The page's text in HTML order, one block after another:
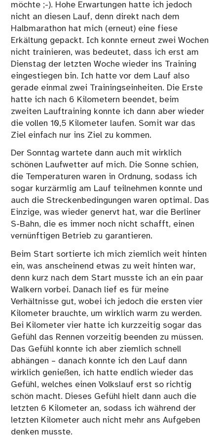
möchte ;-). Hohe Erwartungen hatte ich jedoch
nicht an diesen Lauf, denn direkt nach dem
Halbmarathon hat mich (erneut) eine fiese
Erkältung gepackt. Ich konnte erneut zwei Wochen
nicht trainieren, was bedeutet, dass ich erst am
Dienstag der letzten Woche wieder ins Training
eingestiegen bin. Ich hatte vor dem Lauf also
gerade einmal zwei Trainingseinheiten. Die Erste
hatte ich nach 6 Kilometern beendet, beim
zweiten Lauftraining konnte ich dann aber wieder
die vollen 10,5 Kilometer laufen. Somit war das
Ziel einfach nur ins Ziel zu kommen.
Der Sonntag wartete dann auch mit wirklich
schönen Laufwetter auf mich. Die Sonne schien,
die Temperaturen waren in Ordnung, sodass ich
sogar kurzärmlig am Lauf teilnehmen konnte und
auch die Streckenbedingungen waren optimal. Das
Einzige, was wieder genervt hat, war die Berliner
S-Bahn, die es immer noch nicht schafft, einen
vernünftigen Betrieb zu garantieren.
Beim Start sortierte ich mich ziemlich weit hinten
ein, was anscheinend etwas zu weit hinten war,
denn kurz nach dem Start musste ich an ein paar
Walkern vorbei. Danach lief es für meine
Verhältnisse gut, wobei ich jedoch die ersten vier
Kilometer brauchte, um wirklich warm zu werden.
Bei Kilometer vier hatte ich kurzzeitig sogar das
Gefühl das Rennen vorzeitig beenden zu müssen.
Das Gefühl konnte ich aber ziemlich schnell
abhängen – danach konnte ich den Lauf dann
wirklich genießen, ich hatte endlich wieder das
Gefühl, welches einen Volkslauf erst so richtig
schön macht. Dieses Gefühl hielt dann auch die
letzten 6 Kilometer an, sodass ich während der
letzten Kilometer auch nicht mehr ans Aufgeben
denken musste.